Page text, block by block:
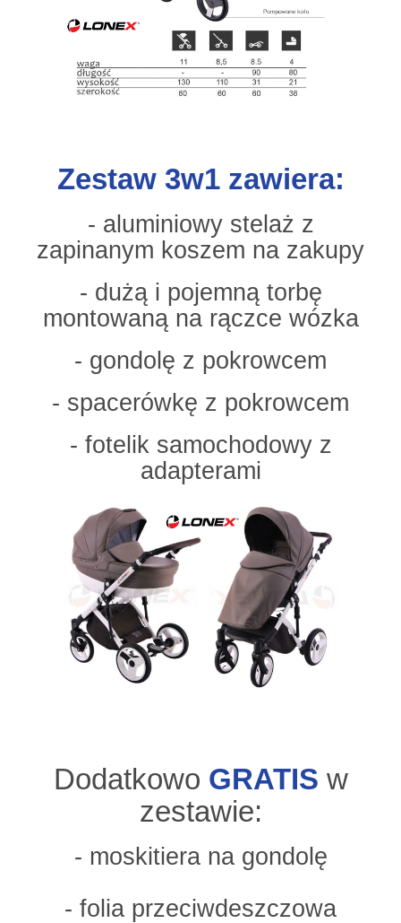
Zestaw 3w1 zawiera:
- aluminiowy stelaż z
zapinanym koszem na zakupy
- dużą i pojemną torbę
montowaną na rączce wózka
- gondolę z pokrowcem
- spacerówkę z pokrowcem
- fotelik samochodowy z
adapterami
Dodatkowo GRATIS w
zestawie:
- moskitiera na gondolę
- folia przeciwdeszczowa